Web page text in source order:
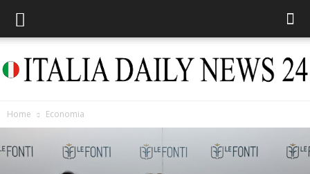
Italia
Home Economia